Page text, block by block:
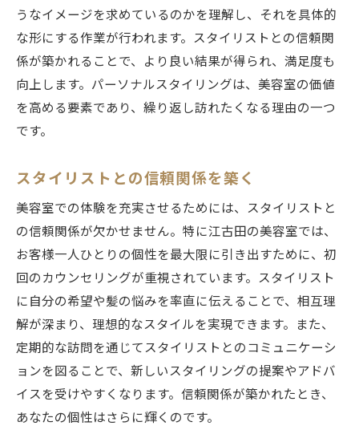
うなイメージを求めているのかを理解し、それを具体的
な形にする作業が行われます。スタイリストとの信頼関
係が築かれることで、より良い結果が得られ、満足度も
向上します。パーソナルスタイリングは、美容室の価値
を高める要素であり、繰り返し訪れたくなる理由の一つ
です。
スタイリストとの信頼関係を築く
美容室での体験を充実させるためには、スタイリストと
の信頼関係が欠かせません。特に江古田の美容室では、
お客様一人ひとりの個性を最大限に引き出すために、初
回のカウンセリングが重視されています。スタイリスト
に自分の希望や髪の悩みを率直に伝えることで、相互理
解が深まり、理想的なスタイルを実現できます。また、
定期的な訪問を通じてスタイリストとのコミュニケーシ
ョンを図ることで、新しいスタイリングの提案やアドバ
イスを受けやすくなります。信頼関係が築かれたとき、
あなたの個性はさらに輝くのです。